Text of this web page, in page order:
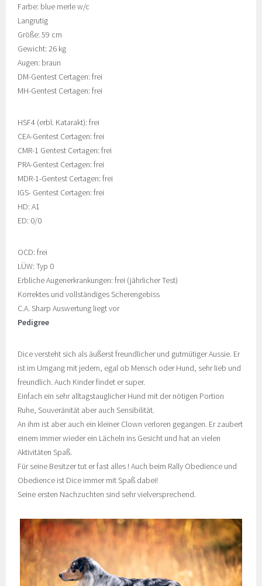
Farbe: blue merle w/c
Langrutig
Größe: 59 cm
Gewicht: 26 kg
Augen: braun
DM-Gentest Certagen: frei
MH-Gentest Certagen: frei
HSF4 (erbl. Katarakt): frei
CEA-Gentest Certagen: frei
CMR-1 Gentest Certagen: frei
PRA-Gentest Certagen: frei
MDR-1-Gentest Certagen: frei
IGS- Gentest Certagen: frei
HD: A1
ED: 0/0
OCD: frei
LÜW: Typ 0
Erbliche Augenerkrankungen: frei (jährlicher Test)
Korrektes und vollständiges Scherengebiss
C.A. Sharp Auswertung liegt vor
Pedigree
Dice versteht sich als äußerst freundlicher und gutmütiger Aussie. Er
ist im Umgang mit jedem, egal ob Mensch oder Hund, sehr lieb und
freundlich. Auch Kinder findet er super.
Einfach ein sehr alltagstauglicher Hund mit der nötigen Portion
Ruhe, Souveränität aber auch Sensibilität.
An ihm ist aber auch ein kleiner Clown verloren gegangen. Er zaubert
einem immer wieder ein Lächeln ins Gesicht und hat an vielen
Aktivitäten Spaß.
Für seine Besitzer tut er fast alles ! Auch beim Rally Obedience und
Obedience ist Dice immer mit Spaß dabei!
Seine ersten Nachzuchten sind sehr vielversprechend.